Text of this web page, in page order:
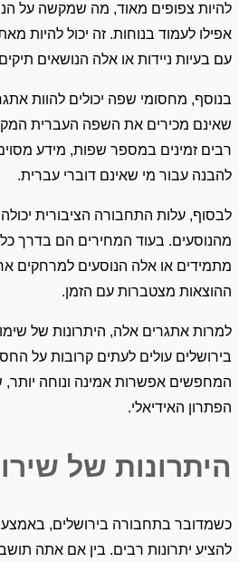
להיות צפופים מאוד, מה שמקשה על
אפילו לעמוד בנוחות. זה יכול להיות
עם בעיות ניידות או אלה הנושאים
בנוסף, מחסומי שפה יכולים להוות
שאינם מכירים את השפה העברית
רבים זמינים במספר שפות, מידע
להבנה עבור מי שאינם דוברי עברית.
לבסוף, עלות התחבורה הציבורית
מהנוסעים. בעוד המחירים הם בדרך
מתמידים או אלה הנוסעים למרחקים
ההוצאות מצטברות עם הזמן.
למרות אתגרים אלה, היתרונות של
בירושלים עולים לעתים קרובות על
המחפשים אפשרות אמינה ונוחה יותר,
הפתרון האידיאלי.
היתרונות של
כשמדובר בתחבורה בירושלים,
להציע יתרונות רבים. בין אם אתה